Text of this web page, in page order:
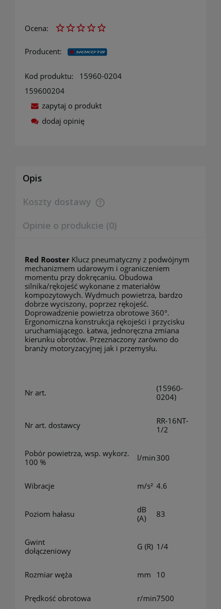
Ocena:
Producent:
Kod produktu:
15960-0204
159600204
zapytaj o produkt
dodaj opinię
Opis
Koszty dostawy
Cena nie zawiera ewentualnych kosztów płatności
Opinie o produkcie (0)
Red Rooster Klucz pneumatyczny z podwójnym
mechanizmem udarowym i ograniczeniem
momentu przy dokręcaniu. Obudowa
silnika/rękojeść wykonane z materiałów
kompozytowych. Wydmuch powietrza, bardzo
dobrze wyciszony, poprzez rękojeść.
Doprowadzenie powietrza obrotowe 360°.
Ergonomiczna konstrukcja rękojeści i przycisku
uruchamiającego. Łatwa, jednoręczna zmiana
kierunku obrotów. Przeznaczony zarówno do
branży motoryzacyjnej jak i przemysłu.
Nr art.
(15960-
0204)
Nr art. dostawcy
RR-16NT-
1/2
Pobór powietrza, wsp. wykorz.
100 %
l/min300
Wibracje m/s² 4.6
Poziom hałasu
dB
(A)
83
Gwint
dołączeniowy
G (R) 1/4
Rozmiar węża mm 10
Prędkość obrotowa r/min7500